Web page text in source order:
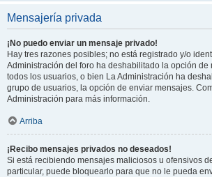
Mensajería privada
¡No puedo enviar un mensaje privado!
Hay tres razones posibles; no está registrado y/o
Administración del foro ha deshabilitado la opción de
todos los usuarios, o bien La Administración ha
grupo de usuarios, la opción de enviar mensajes.
Administración para más información.
Arriba
¡Recibo mensajes privados no deseados!
Si está recibiendo mensajes maliciosos u ofensivos
particular, puede bloquearlo para que no le pueda